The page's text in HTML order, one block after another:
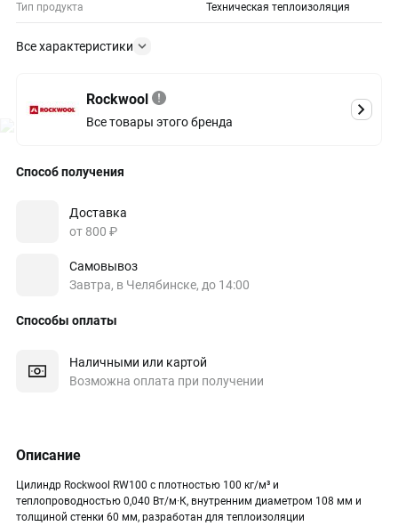
Тип продукта Техническая теплоизоляция
Все характеристики
Rockwool
Все товары этого бренда
Способ получения
Доставка
от 800 ₽
Самовывоз
Завтра, в Челябинске, до 14:00
Способы оплаты
Наличными или картой
Возможна оплата при получении
Описание
Цилиндр Rockwool RW100 с плотностью 100 кг/м³ и
теплопроводностью 0,040 Вт/м·К, внутренним диаметром 108 мм и
толщиной стенки 60 мм, разработан для теплоизоляции